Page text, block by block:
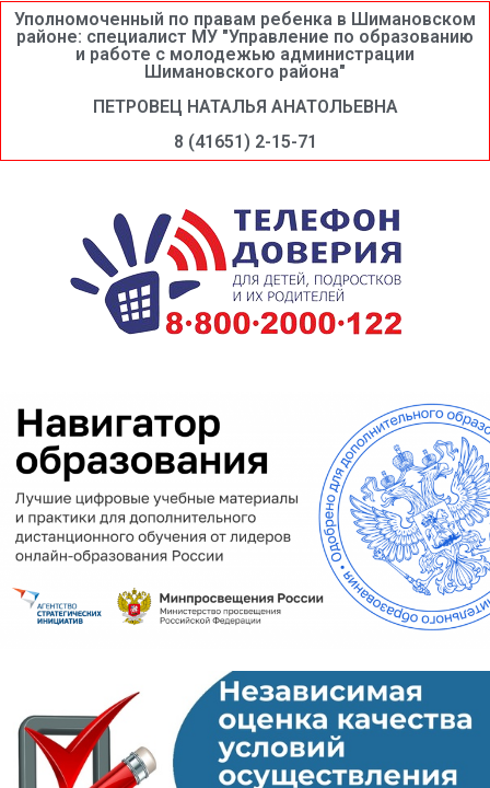
Уполномоченный по правам ребенка в Шимановском
районе: специалист МУ "Управление по образованию
и работе с молодежью администрации
Шимановского района"
ПЕТРОВЕЦ НАТАЛЬЯ АНАТОЛЬЕВНА
8 (41651) 2-15-71